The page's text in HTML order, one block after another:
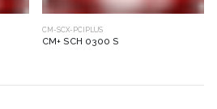
CM-SCX-PCIPLUS
CM+ SCH 0300 S